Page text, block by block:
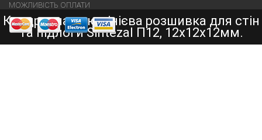
Квадратна алюмінієва розшивка для стін
та підлоги Sintezal П12, 12х12х12мм.
МОЖЛИВІСТЬ ОПЛАТИ